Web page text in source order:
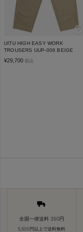
♡
UITU HIGH EASY WORK
TROUSERS UUP-006 BEIGE
¥29,700 税込
全国一律送料 350円
5,500円以上で送料無料